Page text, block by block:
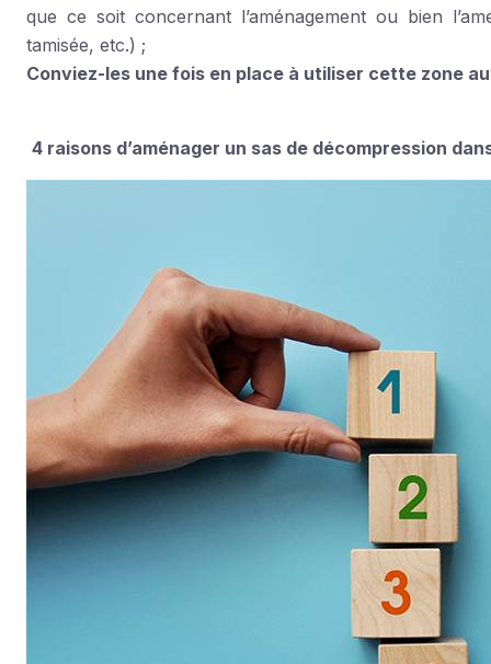
que ce soit concernant l’aménagement ou bien
tamisée, etc.) ;
Conviez-les une fois en place à utiliser cette zone
4 raisons d’aménager un sas de décompression